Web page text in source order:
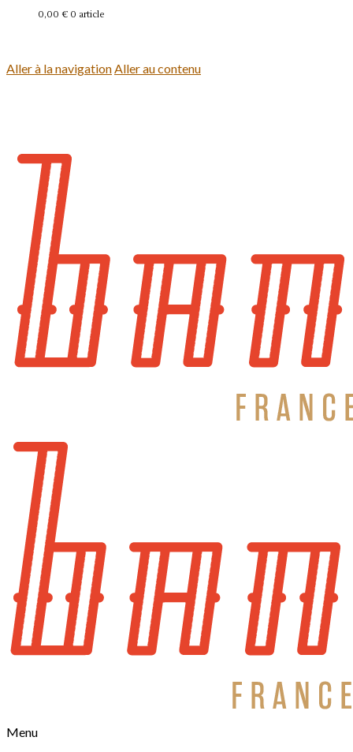
0,00 € 0 article
Aller à la navigationAller au contenu
Menu